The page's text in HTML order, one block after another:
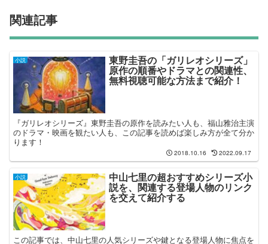
関連記事
小説 東野圭吾の「ガリレオシリーズ」
原作の順番やドラマとの関連性、
無料視聴可能な方法まで紹介！
『ガリレオシリーズ』東野圭吾の原作を読みたい人も、福山雅治主演
のドラマ・映画を観たい人も、この記事を読めば楽しみ方が全て分か
ります！
2018.10.16 2022.09.17
小説 中山七里の超おすすめシリーズ小
説を、関連する登場人物のリンク
を交えて紹介する
この記事では、中山七里の人気シリーズや鍵となる登場人物に焦点を